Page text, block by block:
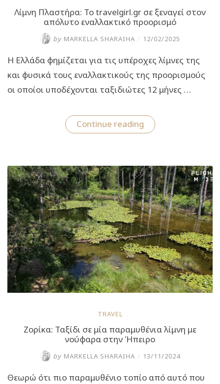
Λίμνη Πλαστήρα: Το travelgirl.gr σε ξεναγεί στον
απόλυτο εναλλακτικό προορισμό
by MARKELLA SHARAIHA / 12/02/2025
Η Ελλάδα φημίζεται για τις υπέροχες λίμνες της
και φυσικά τους εναλλακτικούς της προορισμούς
οι οποίοι υποδέχονται ταξιδιώτες 12 μήνες …
Continue reading“Λίμνη
Πλαστήρα:
ξεναγεί
στον
απόλυτο
εναλλακτικό
προορισμό”
TRAVEL
Ζορίκα: Ταξίδι σε μία παραμυθένια λίμνη με
νούφαρα στην Ήπειρο
by MARKELLA SHARAIHA / 13/11/2024
Θεωρώ ότι πιο παραμυθένιο τοπίο από αυτό που